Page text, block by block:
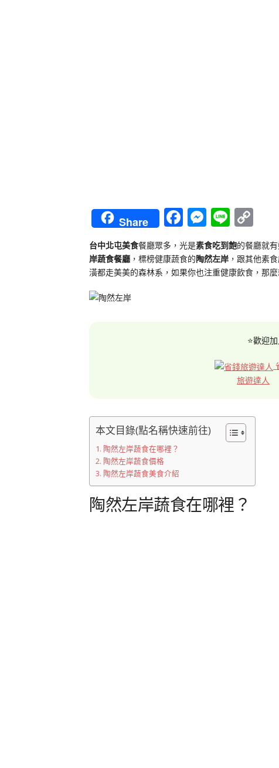
Share Facebook
Line
台中北屯美食餐廳眾多，光是素食吃到飽的餐廳就
岸蔬食餐廳 ，標榜健康蔬食的陶然左岸 ，跟其他素
潢都走美美的森林系，如果你也注重健康飲食，那
⭐歡迎
旅遊達人
本文目錄(點名稱快速前往)
陶然左岸蔬食在哪裡？
陶然左岸蔬食價格
陶然左岸蔬食美食介紹
陶然左岸蔬食在哪裡？